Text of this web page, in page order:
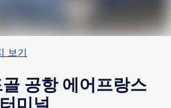
보기
공항 에어프랑스